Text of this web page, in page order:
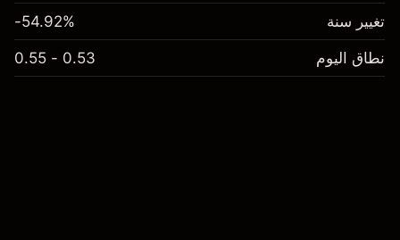
تغيير سنة -54.92%
نطاق اليوم 0.53 - 0.55